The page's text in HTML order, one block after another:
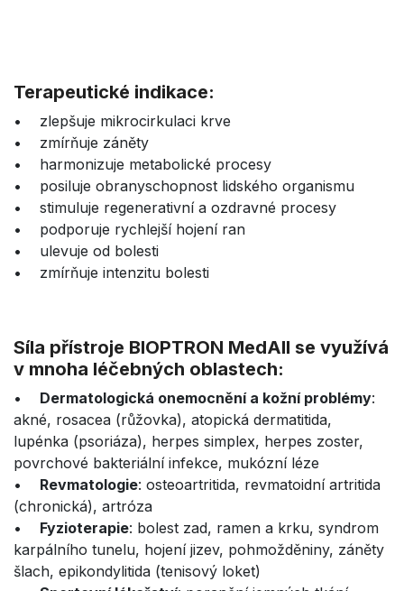
Terapeutické indikace:
• zlepšuje mikrocirkulaci krve
• zmírňuje záněty
• harmonizuje metabolické procesy
• posiluje obranyschopnost lidského organismu
• stimuluje regenerativní a ozdravné procesy
• podporuje rychlejší hojení ran
• ulevuje od bolesti
• zmírňuje intenzitu bolesti
Síla přístroje BIOPTRON MedAll se využívá
v mnoha léčebných oblastech:
• Dermatologická onemocnění a kožní problémy:
akné, rosacea (růžovka), atopická dermatitida,
lupénka (psoriáza), herpes simplex, herpes zoster,
povrchové bakteriální infekce, mukózní léze
• Revmatologie: osteoartritida, revmatoidní artritida
(chronická), artróza
• Fyzioterapie: bolest zad, ramen a krku, syndrom
karpálního tunelu, hojení jizev, pohmožděniny, záněty
šlach, epikondylitida (tenisový loket)